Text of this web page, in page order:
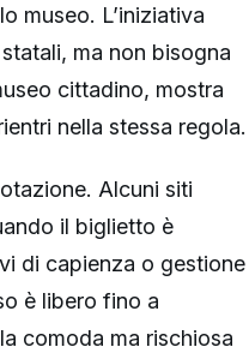
museo. L’iniziativa
ma non bisogna
cittadino, mostra
nella stessa regola.
Alcuni siti
il biglietto è
di capienza o gestione
è libero fino a
comoda ma rischiosa